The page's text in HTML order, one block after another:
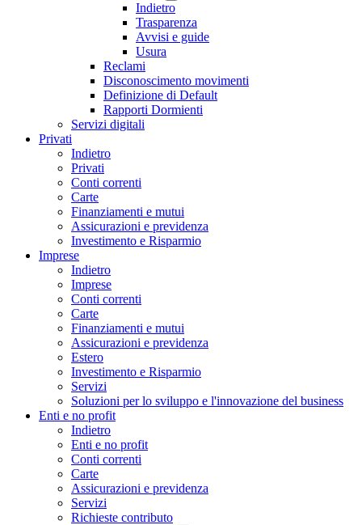
Indietro
Trasparenza
Avvisi e guide
Usura
Reclami
Disconoscimento movimenti
Definizione di Default
Rapporti Dormienti
Servizi digitali
Privati
Indietro
Privati
Conti correnti
Carte
Finanziamenti e mutui
Assicurazioni e previdenza
Investimento e Risparmio
Imprese
Indietro
Imprese
Conti correnti
Carte
Finanziamenti e mutui
Assicurazioni e previdenza
Estero
Investimento e Risparmio
Servizi
Soluzioni per lo sviluppo e l'innovazione del business
Enti e no profit
Indietro
Enti e no profit
Conti correnti
Carte
Assicurazioni e previdenza
Servizi
Richieste contributo